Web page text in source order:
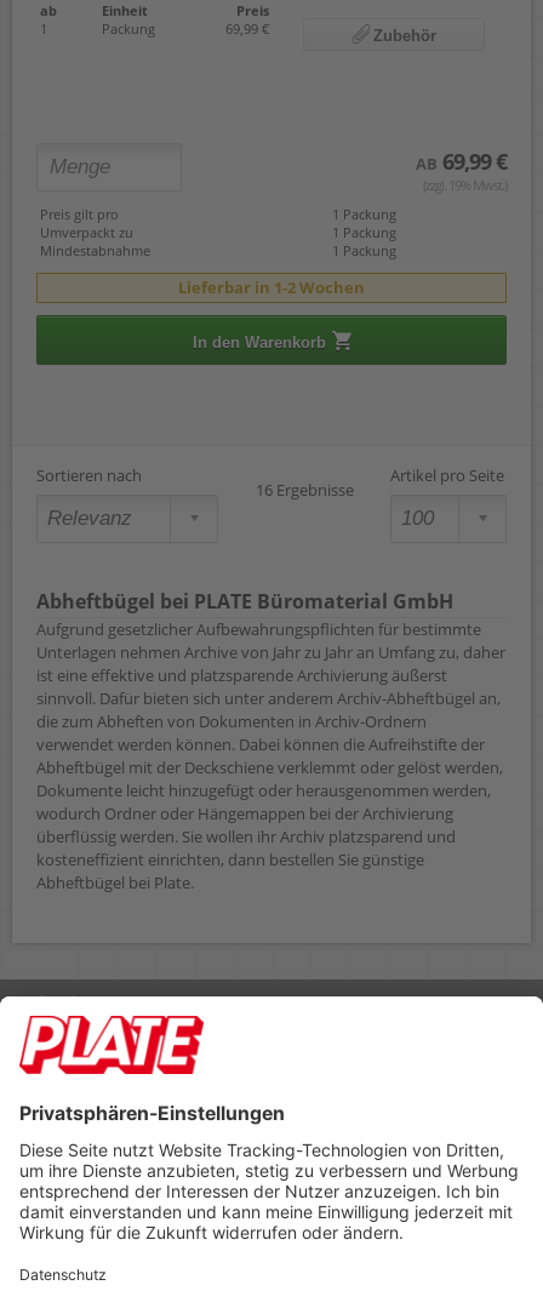
ab Einheit
Preis
1
Packung 69,99 € Zubehör
AB 69,99 €
(zzgl. 19% Mwst.)
Preis gilt pro
1 Packung
Umverpackt zu
1 Packung
Mindestabnahme
1 Packung
Lieferbar in 1-2 Wochen
In den Warenkorb
Sortieren nach
16 Ergebnisse
Artikel pro Seite
Abheftbügel bei PLATE Büromaterial GmbH
Aufgrund gesetzlicher Aufbewahrungspflichten für bestimmte
Unterlagen nehmen Archive von Jahr zu Jahr an Umfang zu, daher
ist eine effektive und platzsparende Archivierung äußerst
sinnvoll. Dafür bieten sich unter anderem Archiv-Abheftbügel an,
die zum Abheften von Dokumenten in Archiv-Ordnern
verwendet werden können. Dabei können die Aufreihstifte der
Abheftbügel mit der Deckschiene verklemmt oder gelöst werden,
Dokumente leicht hinzugefügt oder herausgenommen werden,
wodurch Ordner oder Hängemappen bei der Archivierung
überflüssig werden. Sie wollen ihr Archiv platzsparend und
kosteneffizient einrichten, dann bestellen Sie günstige
Abheftbügel bei Plate.
Rufen Sie uns an 04298 401-0
Lieferbedingungen Impressum
Footer anzeigen
PLATE Büromaterial Vertriebs GmbH
Hilligenwarf 5